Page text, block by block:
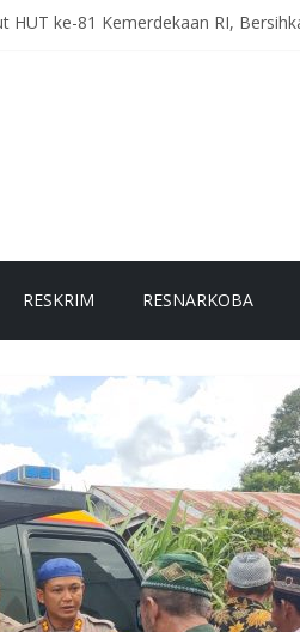
HUT ke-81 Kemerdekaan RI,
Antisipasi Guantibmas, Warga
Sambang Desa, Ajak Warga
RESKRIM RESNARKOBA